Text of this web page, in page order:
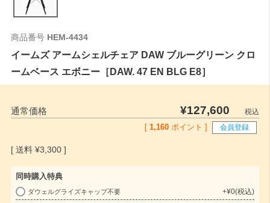
商品番号 HEM-4434
イームズ アームシェルチェア DAW ブルーグリーン クロ
ームベース エボニー［DAW. 47 EN BLG E8］
通常価格 ¥127,600
税込
1,160 ポイント ] 会員登録
¥3,300
同時購入特典
ダウェルグライズキャップ不要 +¥0 税込